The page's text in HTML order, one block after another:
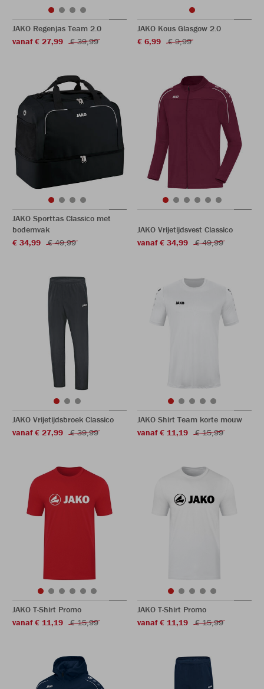
JAKO Regenjas Team 2.0
vanaf € 27,99
€ 39,99
JAKO Kous Glasgow 2.0
€ 6,99
€ 9,99
JAKO Sporttas Classico met
bodemvak
€ 34,99
€ 49,99
JAKO Vrijetijdsvest Classico
vanaf € 34,99
€ 49,99
JAKO Vrijetijdsbroek Classico
vanaf € 27,99
€ 39,99
JAKO Shirt Team korte mouw
vanaf € 11,19
€ 15,99
JAKO T-Shirt Promo
vanaf € 11,19
€ 15,99
JAKO T-Shirt Promo
vanaf € 11,19
€ 15,99